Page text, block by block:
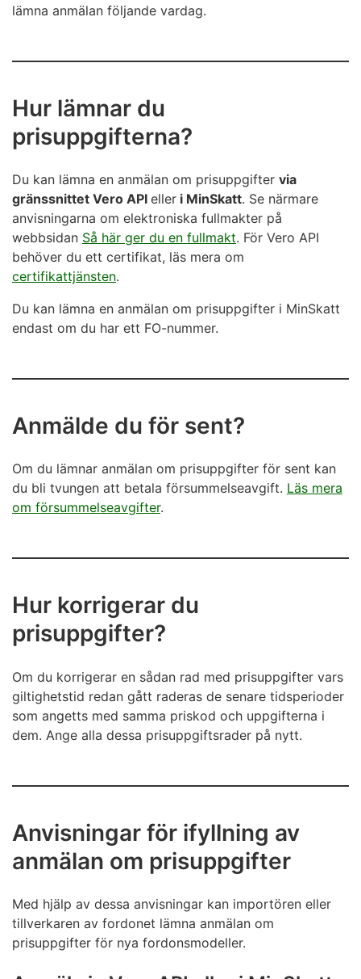
lämna anmälan följande vardag.
Hur lämnar du
prisuppgifterna?
Du kan lämna en anmälan om prisuppgifter via
gränssnittet Vero API eller i MinSkatt. Se närmare
anvisningarna om elektroniska fullmakter på
webbsidan Så här ger du en fullmakt. För Vero API
behöver du ett certifikat, läs mera om
certifikattjänsten.
Du kan lämna en anmälan om prisuppgifter i MinSkatt
endast om du har ett FO-nummer.
Anmälde du för sent?
Om du lämnar anmälan om prisuppgifter för sent kan
du bli tvungen att betala försummelseavgift. Läs mera
om försummelseavgifter.
Hur korrigerar du
prisuppgifter?
Om du korrigerar en sådan rad med prisuppgifter vars
giltighetstid redan gått raderas de senare tidsperioder
som angetts med samma priskod och uppgifterna i
dem. Ange alla dessa prisuppgiftsrader på nytt.
Anvisningar för ifyllning av
anmälan om prisuppgifter
Med hjälp av dessa anvisningar kan importören eller
tillverkaren av fordonet lämna anmälan om
prisuppgifter för nya fordonsmodeller.